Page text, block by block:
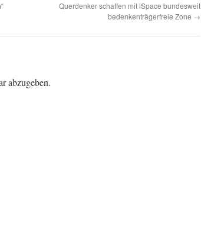
Querdenker schaffen mit iSpace bundesweit
bedenkenträgerfreie Zone →
abzugeben.